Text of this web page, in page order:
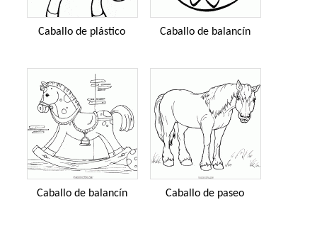
Caballo de plástico Caballo de balancín
Caballo de balancín Caballo de paseo